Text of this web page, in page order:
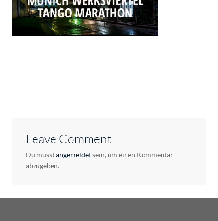
Leave Comment
Du musstangemeldetsein, um einen Kommentar
abzugeben.